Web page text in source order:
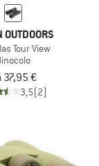
OUTDOORS
Tour View
37,95 €
3,5(2)